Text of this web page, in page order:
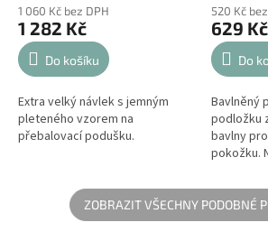
1 060 Kč bez DPH
1 282 Kč
Do košíku
Extra velký návlek s jemným
pleteného vzorem na
přebalovací podušku.
520 Kč
629 Kč
Do
Bavlněný
podložku
bavlny
pokožku.
péče při
koupání...
ZOBRAZIT VŠECHNY PODOBNÉ